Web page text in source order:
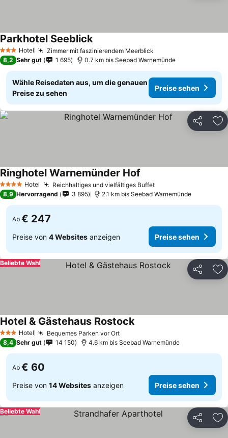
3 SterneHotel Zimmer mit faszinierendem Meerblick
Parkhotel Seeblick
8,2 Sehr gut 1 695 0.7 km bis Seebad Warnemünde
Wähle Reisedaten aus, um die genauen
Preise zu sehen
Preise sehen
Teilen
4 Sterne Hotel Reichhaltiges und vielfältiges Buffet
Ringhotel Warnemünder Hof
8,9 Hervorragend 3 895 2.1 km bis Seebad Warnemünde
Ab € 247
Preise von 4 Websites anzeigen Preise sehen
Teilen
Beliebte Wahl
3 SterneHotel Bequemes Parken vor Ort
Hotel & Gästehaus Rostock
8,4 Sehr gut 14 150 4.6 km bis Seebad Warnemünde
Ab € 60
Preise von 14 Websites anzeigen Preise sehen
Teilen
Beliebte Wahl